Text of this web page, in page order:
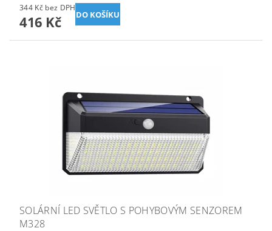
344 Kč bez DPH
416 Kč
SOLÁRNÍ LED SVĚTLO S POHYBOVÝM SENZOREM
M328